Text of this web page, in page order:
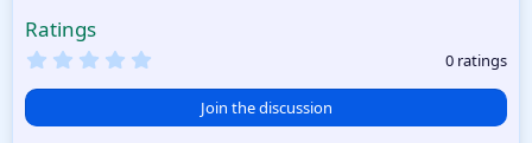
Ratings
0
s
0 ratings
Join the discussion